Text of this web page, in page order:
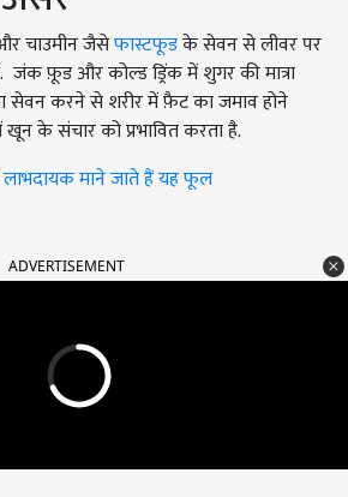
चाउमीन जैसेफास्टफूडके सेवन से लीवर पर
जंक फ़ूड और कोल्ड ड्रिंक में शुगर की मात्रा
सेवन करने से शरीर में फ़ैट का जमाव होने
खून के संचार को प्रभावित करता है.
लाभदायक माने जाते हैं यह फूल
ADVERTISEMENT